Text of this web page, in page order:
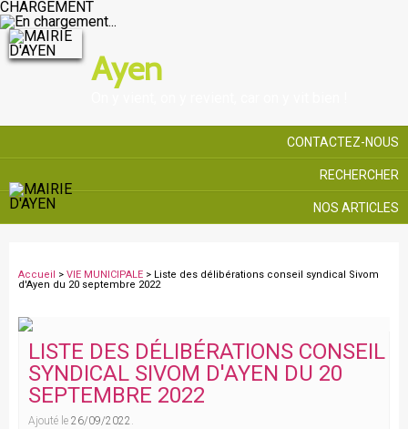
CHARGEMENT
Ayen
CONTACTEZ-NOUS
RECHERCHER
NOS ARTICLES
Accueil > VIE MUNICIPALE > Liste des délibérations conseil syndical Sivom
d'Ayen du 20 septembre 2022
LISTE DES DÉLIBÉRATIONS CONSEIL
SYNDICAL SIVOM D'AYEN DU 20
SEPTEMBRE 2022
Ajouté le 26/09/2022.